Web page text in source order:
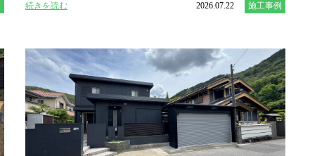
続きを読む 2026.07.22 施工事例